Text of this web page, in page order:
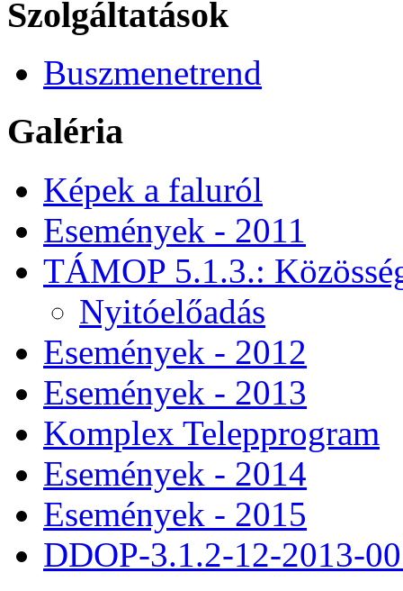
Szolgáltatások
Buszmenetrend
Galéria
Képek a faluról
Események - 2011
TÁMOP 5.1.3.:
Nyitóelőadás
Események - 2012
Események - 2013
Komplex Telepprogram
Események - 2014
Események - 2015
DDOP-3.1.2-12-2013-